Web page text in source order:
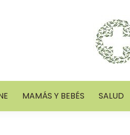
MAMÁS Y BEBÉS SALUD